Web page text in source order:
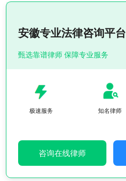
安徽专业法律咨询平台
甄选靠谱律师 保障专业服务
极速服务 知名律师
咨询在线律师